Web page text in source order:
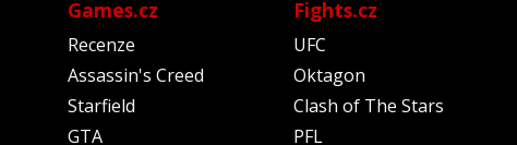
Games.cz
Recenze
Assassin's Creed
Starfield
GTA
Fights.cz
UFC
Oktagon
Clash of The Stars
PFL